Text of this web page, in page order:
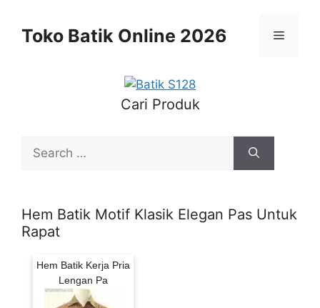
contentToko Batik Online 2026 Menu
Cari Produk
for:
Hem Batik Motif Klasik Elegan Pas Untuk
Rapat
Hem Batik Kerja Pria
Lengan Pa